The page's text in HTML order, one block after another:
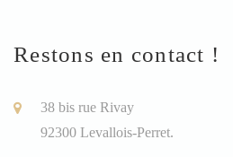
Restons en contact !
38 bis rue Rivay
92300 Levallois-Perret.